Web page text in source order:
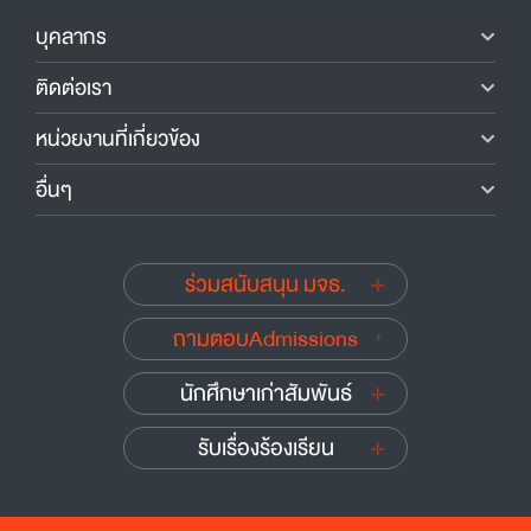
บุคลากร
ติดต่อเรา
หน่วยงานที่เกี่ยวข้อง
อื่นๆ
ร่วมสนับสนุน มจธ.
ถามตอบAdmissions
นักศึกษาเก่าสัมพันธ์
รับเรื่องร้องเรียน